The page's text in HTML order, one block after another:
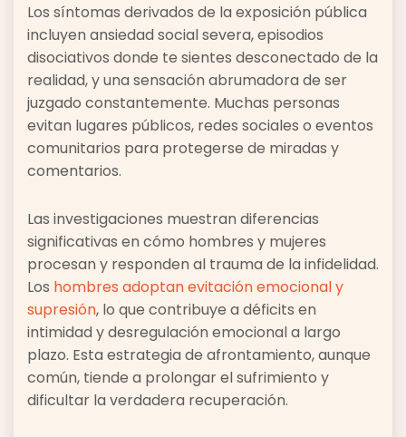
Los síntomas derivados de la exposición pública
incluyen ansiedad social severa, episodios
disociativos donde te sientes desconectado de la
realidad, y una sensación abrumadora de ser
juzgado constantemente. Muchas personas
evitan lugares públicos, redes sociales o eventos
comunitarios para protegerse de miradas y
comentarios.
Las investigaciones muestran diferencias
significativas en cómo hombres y mujeres
procesan y responden al trauma de la infidelidad.
Los hombres adoptan evitación emocional y
supresión, lo que contribuye a déficits en
intimidad y desregulación emocional a largo
plazo. Esta estrategia de afrontamiento, aunque
común, tiende a prolongar el sufrimiento y
dificultar la verdadera recuperación.